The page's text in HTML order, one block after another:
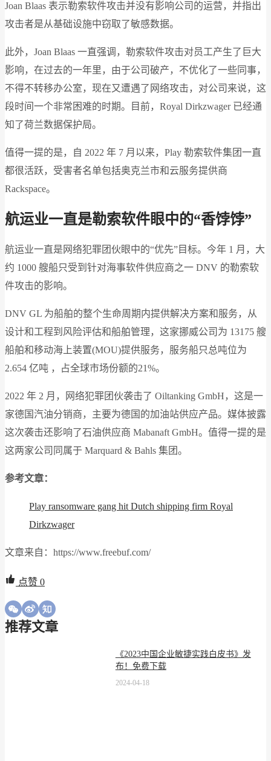
Joan Blaas 表示勒索软件攻击并没有影响公司的运营，并指出
攻击者是从基础设施中窃取了敏感数据。
此外，Joan Blaas 一直强调，勒索软件攻击对员工产生了巨大
影响，在过去的一年里，由于公司破产，不优化了一些同事，
不得不转移办公室，现在又遭遇了网络攻击，对公司来说，这
段时间一个非常困难的时期。目前，Royal Dirkzwager 已经通
知了荷兰数据保护局。
值得一提的是，自 2022 年 7 月以来，Play 勒索软件集团一直
都很活跃，受害者名单包括奥克兰市和云服务提供商
Rackspace。
航运业一直是勒索软件眼中的“香饽饽”
航运业一直是网络犯罪团伙眼中的“优先”目标。今年 1 月，大
约 1000 艘船只受到针对海事软件供应商之一 DNV 的勒索软
件攻击的影响。
DNV GL 为船舶的整个生命周期内提供解决方案和服务，从
设计和工程到风险评估和船舶管理，这家挪威公司为 13175 艘
船舶和移动海上装置(MOU)提供服务，服务船只总吨位为
2.654 亿吨 ，占全球市场份额的21%。
2022 年 2 月，网络犯罪团伙袭击了 Oiltanking GmbH，这是一
家德国汽油分销商，主要为德国的加油站供应产品。媒体披露
这次袭击还影响了石油供应商 Mabanaft GmbH。值得一提的是
这两家公司同属于 Marquard & Bahls 集团。
参考文章：
Play ransomware gang hit Dutch shipping firm Royal
Dirkzwager
文章来自：https://www.freebuf.com/
点赞 0
推荐文章
《2023中国企业敏捷实践白皮书》发
布！免费下载
2024-04-18